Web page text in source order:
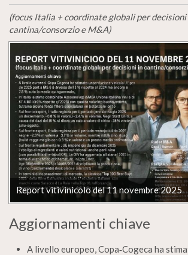
(focus Italia + coordinate globali per decisioni
cantina/consorzio e M&A)
Report vitivinicolo del 11 novembre 2025
Aggiornamenti chiave
A livello europeo, Copa‑Cogeca ha